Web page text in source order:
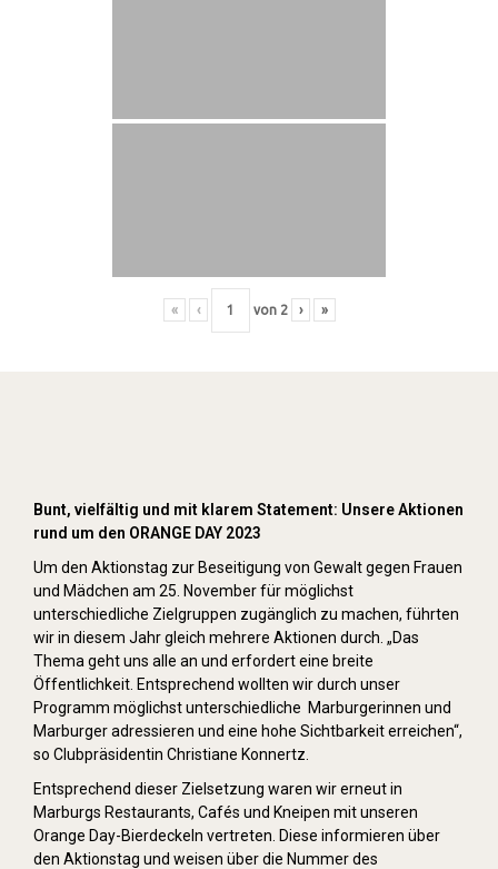
« ‹ von 2 › »
Bunt, vielfältig und mit klarem Statement: Unsere Aktionen
rund um den ORANGE DAY 2023
Um den Aktionstag zur Beseitigung von Gewalt gegen Frauen
und Mädchen am 25. November für möglichst
unterschiedliche Zielgruppen zugänglich zu machen, führten
wir in diesem Jahr gleich mehrere Aktionen durch. „Das
Thema geht uns alle an und erfordert eine breite
Öffentlichkeit. Entsprechend wollten wir durch unser
Programm möglichst unterschiedliche Marburgerinnen und
Marburger adressieren und eine hohe Sichtbarkeit erreichen“,
so Clubpräsidentin Christiane Konnertz.
Entsprechend dieser Zielsetzung waren wir erneut in
Marburgs Restaurants, Cafés und Kneipen mit unseren
Orange Day-Bierdeckeln vertreten. Diese informieren über
den Aktionstag und weisen über die Nummer des